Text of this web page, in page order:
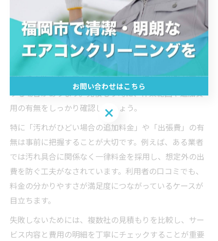
エアコンクリーニング業者の料金比較ポイント
エアコンクリーニングの業者選びで最も重視すべきポイ
ントは、料金体系の明確さとサービス内容のバランスで
す。多くの業者が「基本料金」を設定していますが、内
部洗浄や防カビ加工などのオプション追加で総額が変動
する場合があります。見積もり時に、作業範囲や追加費
用の有無をしっかり確認しましょう。
特に「汚れがひどい場合の追加料金」や「出張費」の有
無は事前に把握することが大切です。例えば、ある業者
では汚れ具合に関係なく一律料金を採用し、想定外の出
費を防ぐ工夫がなされています。利用者の口コミでも、
料金の分かりやすさが満足度につながっているケースが
目立ちます。
失敗しないためには、複数社の見積もりを比較し、サー
ビス内容と費用の明細を丁寧にチェックすることが重要
お問い合わせはこちら
お問い合わせはこちら